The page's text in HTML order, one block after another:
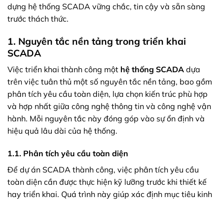
dựng hệ thống SCADA vững chắc, tin cậy và sẵn sàng
trước thách thức.
1. Nguyên tắc nền tảng trong triển khai
SCADA
Việc triển khai thành công một hệ thống SCADA dựa
trên việc tuân thủ một số nguyên tắc nền tảng, bao gồm
phân tích yêu cầu toàn diện, lựa chọn kiến trúc phù hợp
và hợp nhất giữa công nghệ thông tin và công nghệ vận
hành. Mỗi nguyên tắc này đóng góp vào sự ổn định và
hiệu quả lâu dài của hệ thống.
1.1. Phân tích yêu cầu toàn diện
Để dự án SCADA thành công, việc phân tích yêu cầu
toàn diện cần được thực hiện kỹ lưỡng trước khi thiết kế
hay triển khai. Quá trình này giúp xác định mục tiêu kinh